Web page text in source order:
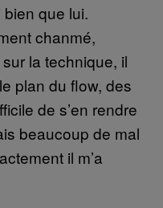
que lui.
chanmé,
la technique, il
plan du flow, des
de s’en rendre
beaucoup de mal
il m’a